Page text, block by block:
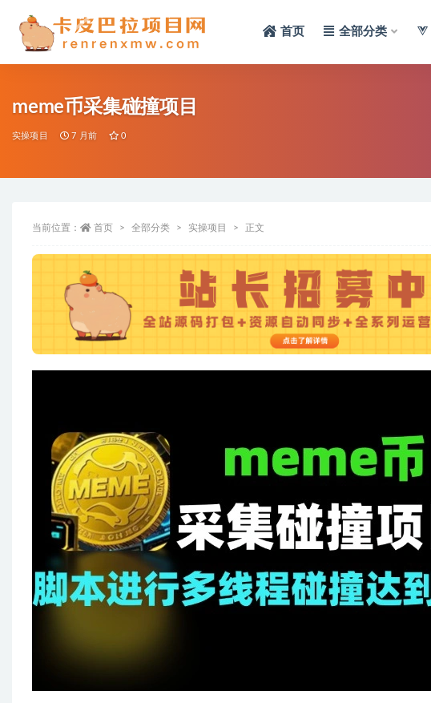
首页 全部分类
meme币采集碰撞项目
实操项目 7 月前 0
当前位置： 首页 全部分类 实操项目 正文